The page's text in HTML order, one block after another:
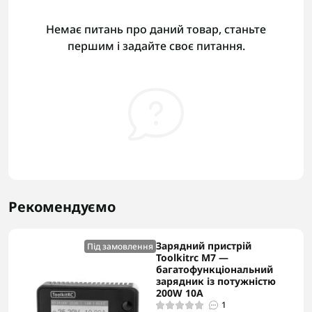
Немає питань про даний товар, станьте
першим і задайте своє питання.
Рекомендуємо
Під замовлення Зарядний пристрій
Toolkitrc M7 —
багатофункціональний
зарядник із потужністю
200W 10A
1